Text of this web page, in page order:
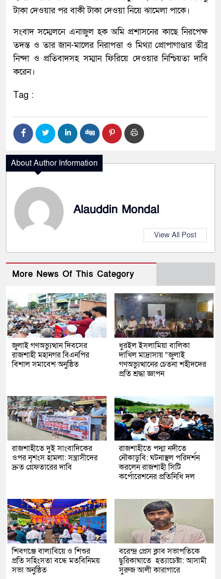
টাকা দেওয়ার পর বাকী টাকা দেওয়া নিয়ে ঝামেলা পাকে।
​সংবাদ সম্মেলনে এনাজুল হক অমি প্রশাসনের কাছে নিরপেক্ষ
তদন্ত ও তার জান-মালের নিরাপত্তা ও মিথ্যা প্রোপাগাণ্ডার তীব্র
নিন্দা ও প্রতিবাদসহ সম্মান ফিরিয়ে দেওয়ার নিশ্চিয়তা দাবি
করেন।
Tag :
About Author Information
Alauddin Mondal
View All Post
More News Of This Category
জুলাই গণঅভ্যুত্থান দিবসের
রাজশাহী মহানগর বিএনপির
বিশাল সমাবেশ অনুষ্ঠিত
ধুরইল ইসলামিয়া বালিকা
দাখিল মাদ্রাসায় “জুলাই
গণঅভ্যুত্থানের চেতনা শহীদদের
প্রতি শ্রদ্ধা জ্ঞাপন
রাজশাহীতে দুই সাংবাদিকের
ওপর নৃশংস হামলা: সন্ত্রাসীদের
দ্রুত গ্রেফতারের দাবি
রাজশাহীতে পদ্মা নদীতে
নৌকাডুবি: ঘটনাস্থল পরিদর্শন
করলেন রাজশাহী সিটি
কর্পোরেশনের প্রতিনিধি দল
শিবগঞ্জে বাল্যবিয়ে ও শিশুর
প্রতি সহিংসতা বন্ধে মতবিনিময়
সভা অনুষ্ঠিত
বরেন্দ্র প্রেস ক্লাব সভাপতিকে
ছুরিকাঘাতে হত্যাচেষ্টা: আসামী
সুরুজ আলী কারাগারে